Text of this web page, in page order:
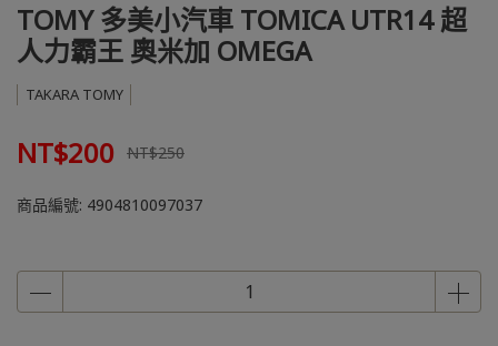
TOMY 多美小汽車 TOMICA UTR14 超
人力霸王 奧米加 OMEGA
TAKARA TOMY
NT$200 NT$250
商品編號: 4904810097037